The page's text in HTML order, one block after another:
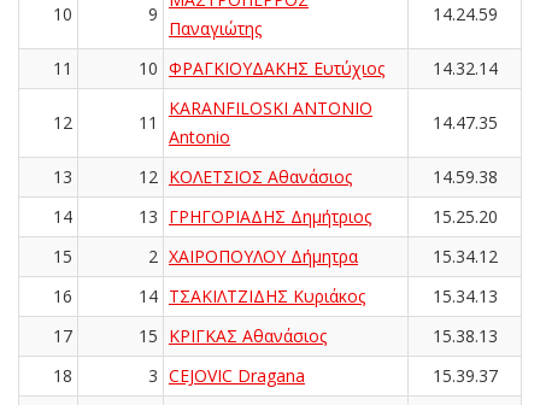
10 9
Παναγιώτης
14.24.59
11 10 ΦΡΑΓΚΙΟΥΔΑΚΗΣ Ευτύχιος 14.32.14
12 11
KARANFILOSKI ANTONIO
Antonio
14.47.35
13 12 ΚΟΛΕΤΣΙΟΣ Αθανάσιος
14.59.38
14
13 ΓΡΗΓΟΡΙΑΔΗΣ Δημήτριος
15.25.20
15
2 ΧΑΙΡΟΠΟΥΛΟΥ Δήμητρα
15.34.12
16
14 ΤΣΑΚΙΛΤΖΙΔΗΣ Κυριάκος
15.34.13
17
15 ΚΡΙΓΚΑΣ Αθανάσιος
15.38.13
18
3 CEJOVIC Dragana
15.39.37